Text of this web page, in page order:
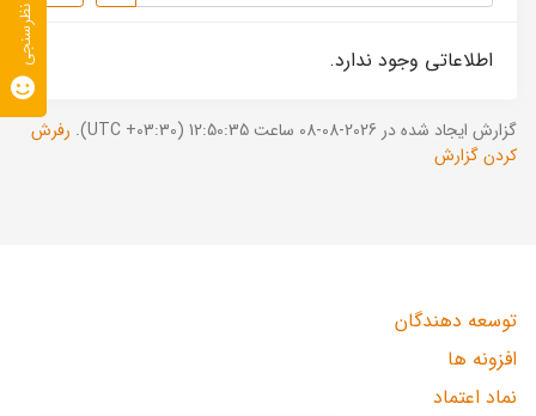
اطلاعاتی وجود ندارد.
گزارش ایجاد شده در 2026-08-08 ساعت 12:50:35 (UTC +03:30).
رفرش
کردن گزارش
توسعه دهندگان
افزونه ها
نماد اعتماد
نظرسنجی